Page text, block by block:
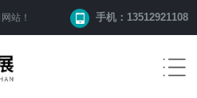
网站！ 手机：13512921108